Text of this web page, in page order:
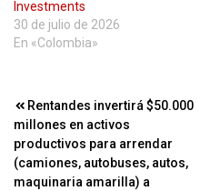
Investments
30 de julio de 2026
En «Colombia»
Navegación
de
entradas
Rentandes invertirá $50.000
millones en activos
productivos para arrendar
(camiones, autobuses, autos,
maquinaria amarilla) a